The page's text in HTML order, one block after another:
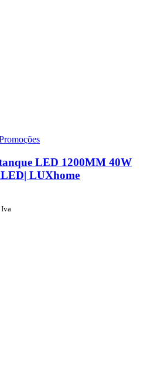
LED 1200MM 40W
LUXhome